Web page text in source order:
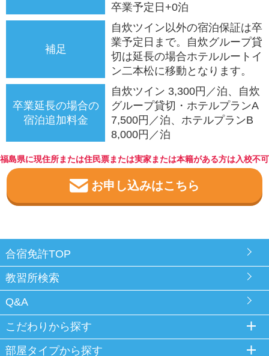
卒業予定日+0泊
補足
自炊ツイン以外の宿泊保証は卒
業予定日まで。自炊グループ貸
切は延長の場合ホテルルートイ
ン二本松に移動となります。
卒業延長の場合の
宿泊追加料金
自炊ツイン 3,300円／泊、自炊
グループ貸切・ホテルプランA
7,500円／泊、ホテルプランB
8,000円／泊
福島県に現住所または住民票または実家または本籍がある方は入校不可
お申し込みはこちら
合宿免許TOP
教習所検索
Q&A
こだわりから探す
部屋タイプから探す